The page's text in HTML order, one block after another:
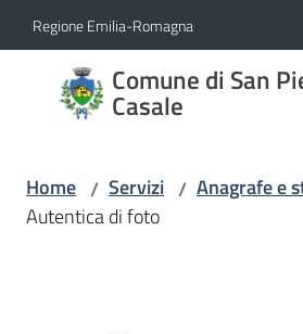
Vai al contenuto
Vai alla navigazione
Vai al footer
Regione Emilia-Romagna
Comune di San
Casale
Comune
di San
Casale
Home / Servizi / Anagrafe e
Autentica di foto